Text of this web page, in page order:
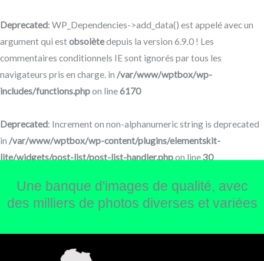
Deprecated: WP_Dependencies->add_data() est appelé avec un
argument qui estobsolètedepuis la version 6.9.0 ! Les
commentaires conditionnels IE sont ignorés par tous les
navigateurs pris en charge. in /var/www/wptbox/wp-
includes/functions.phpon line6170
Deprecated: Increment on non-alphanumeric string is deprecated
in /var/www/wptbox/wp-content/plugins/elementskit-
lite/widgets/post-list/post-list-handler.phpon line30
au
contenu
Une banque d'images de qualité, avec
des milliers de photos diverses et variées